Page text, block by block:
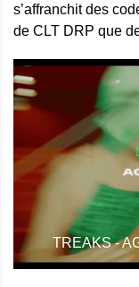
s’affranchit des
de CLT DRP que
TREAKS -